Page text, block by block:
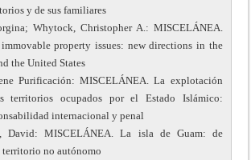
y de sus familiares
Whytock, Christopher A.: MISCELÁNEA.
property issues: new directions in the
the United States
Purificación: MISCELÁNEA. La explotación
territorios ocupados por el Estado Islámico:
internacional y penal
David: MISCELÁNEA. La isla de Guam: de
territorio no autónomo